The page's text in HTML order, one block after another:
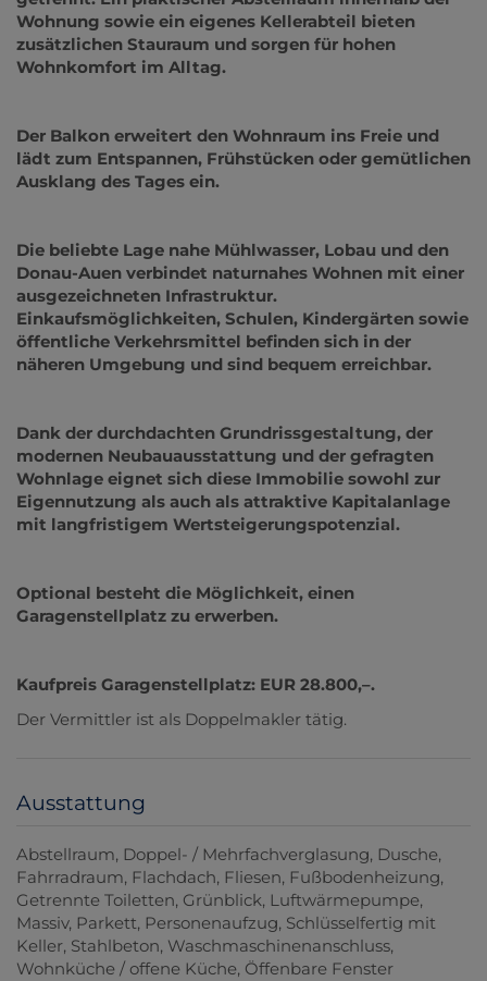
Wohnung sowie ein eigenes Kellerabteil bieten
zusätzlichen Stauraum und sorgen für hohen
Wohnkomfort im Alltag.
Der Balkon erweitert den Wohnraum ins Freie und
lädt zum Entspannen, Frühstücken oder gemütlichen
Ausklang des Tages ein.
Die beliebte Lage nahe Mühlwasser, Lobau und den
Donau-Auen verbindet naturnahes Wohnen mit einer
ausgezeichneten Infrastruktur.
Einkaufsmöglichkeiten, Schulen, Kindergärten sowie
öffentliche Verkehrsmittel befinden sich in der
näheren Umgebung und sind bequem erreichbar.
Dank der durchdachten Grundrissgestaltung, der
modernen Neubauausstattung und der gefragten
Wohnlage eignet sich diese Immobilie sowohl zur
Eigennutzung als auch als attraktive Kapitalanlage
mit langfristigem Wertsteigerungspotenzial.
Optional besteht die Möglichkeit, einen
Garagenstellplatz zu erwerben.
Kaufpreis Garagenstellplatz: EUR 28.800,–.
Der Vermittler ist als Doppelmakler tätig.
Ausstattung
Abstellraum Doppel- / Mehrfachverglasung Dusche
Fahrradraum Flachdach Fliesen Fußbodenheizung
Getrennte Toiletten Grünblick Luftwärmepumpe
Massiv Parkett Personenaufzug Schlüsselfertig mit
Keller Stahlbeton Waschmaschinenanschluss
Wohnküche / offene Küche Öffenbare Fenster